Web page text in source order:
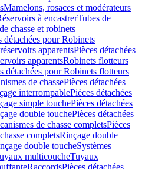
Mamelons, rosaces et modérateurs
à encastrerTubes de
chasse et robinets
détachées pour Robinets
apparentsPièces détachées
apparentsRobinets flotteurs
détachées pour Robinets flotteurs
de chassePièces détachées
interrompablePièces détachées
simple touchePièces détachées
double touchePièces détachées
de chasse completsPièces
completsRinçage double
double toucheSystèmes
multicoucheTuyaux
RaccordsPièces détachées